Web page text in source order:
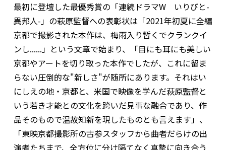
最初に登壇した最優秀賞の「連続ドラマW いりびと-
異邦人-」の萩原監督への表彰状は「2021年初夏に全編
京都で撮影された本作は、梅雨入り暫くでクランクイ
ンし......」という文章で始まり、「目にも耳にも美しい
京都やアートを切り取った本作でしたが、これに留ま
らない圧倒的な"新しさ"が随所にあります。それはい
にしえの地・京都と、米国で映像を学んだ萩原監督と
いう若き才能との文化を跨いだ見事な融合であり、作
品そのもので温故知新を現したものとも言えます」、
「東映京都撮影所の古参スタッフから曲者だらけの出